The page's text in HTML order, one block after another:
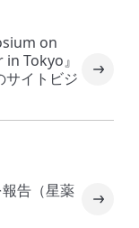
on
Tokyo』
サイトビジ
告（星薬